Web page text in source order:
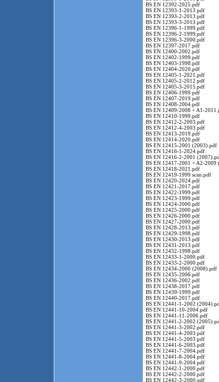
BS EN 12392-2025.pdf
BS EN 12393-1-2013.pdf
BS EN 12393-2-2013.pdf
BS EN 12393-3-2013.pdf
BS EN 12396-1-1999.pdf
BS EN 12396-2-1999.pdf
BS EN 12396-3-2000.pdf
BS EN 12397-2017.pdf
BS EN 12400-2002.pdf
BS EN 12402-1999.pdf
BS EN 12403-1998.pdf
BS EN 12404-2020.pdf
BS EN 12405-1-2021.pdf
BS EN 12405-2-2012.pdf
BS EN 12405-3-2015.pdf
BS EN 12406-1999.pdf
BS EN 12407-2019.pdf
BS EN 12408-2004.pdf
BS EN 12409-2008 + A1-
BS EN 12410-1999.pdf
BS EN 12412-2-2003.pdf
BS EN 12412-4-2003.pdf
BS EN 12413-2019.pdf
BS EN 12414-2020.pdf
BS EN 12415-2001 (2003).pdf
BS EN 12416-1-2024.pdf
BS EN 12416-2-2001
BS EN 12417-2001 + A2-2009
BS EN 12418-2021.pdf
BS EN 12419-1999 scan.pdf
BS EN 12420-2024.pdf
BS EN 12421-2017.pdf
BS EN 12422-1999.pdf
BS EN 12423-1999.pdf
BS EN 12424-2000.pdf
BS EN 12425-2000.pdf
BS EN 12426-2000.pdf
BS EN 12427-2000.pdf
BS EN 12428-2013.pdf
BS EN 12429-1998.pdf
BS EN 12430-2013.pdf
BS EN 12431-2013.pdf
BS EN 12432-1998.pdf
BS EN 12433-1-2000.pdf
BS EN 12433-2-2000.pdf
BS EN 12434-2000 (2008).pdf
BS EN 12435-2006.pdf
BS EN 12436-2002.pdf
BS EN 12438-2017.pdf
BS EN 12439-1999.pdf
BS EN 12440-2017.pdf
BS EN 12441-1-2002
BS EN 12441-10-2004.pdf
BS EN 12441-11-2006.pdf
BS EN 12441-2-2002
BS EN 12441-3-2002.pdf
BS EN 12441-4-2003.pdf
BS EN 12441-5-2003.pdf
BS EN 12441-6-2003.pdf
BS EN 12441-7-2004.pdf
BS EN 12441-8-2004.pdf
BS EN 12441-9-2004.pdf
BS EN 12442-1-2000.pdf
BS EN 12442-2-2000.pdf
BS EN 12442-3-2000.pdf